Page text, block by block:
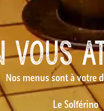
VOUS
Nos menus sont à votre
Le Solférino